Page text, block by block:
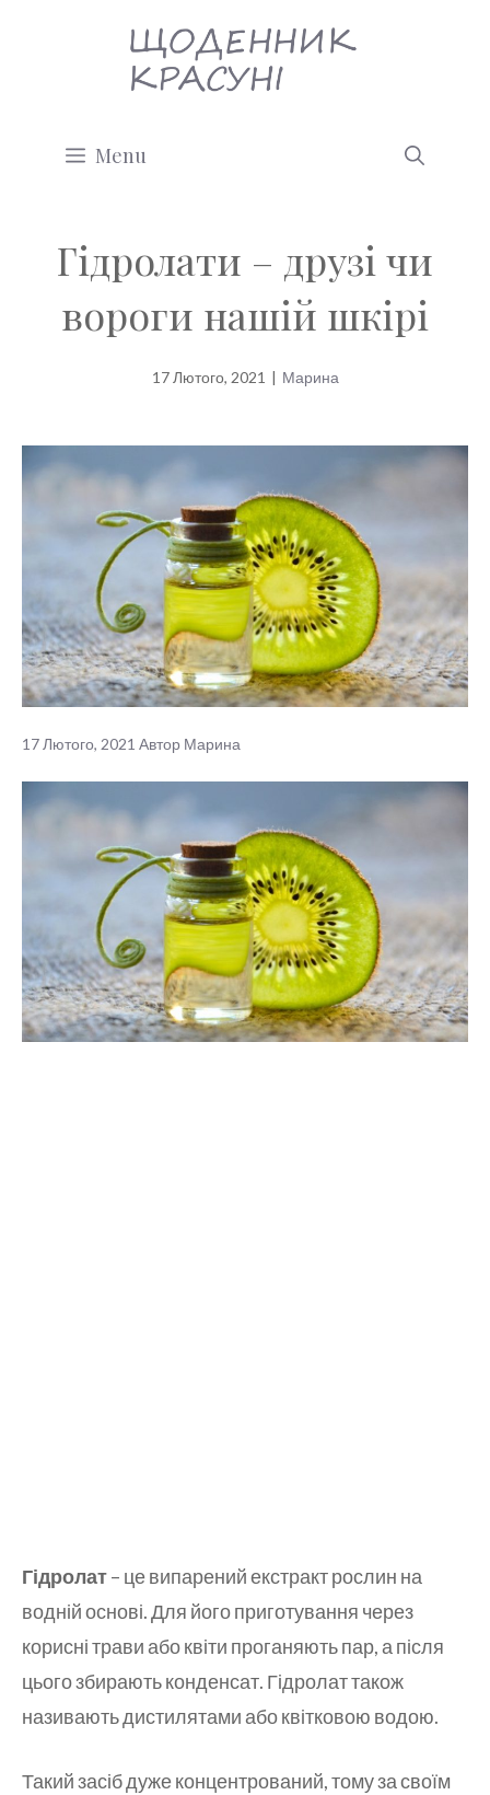
Menu
Гідролати – друзі чи
вороги нашій шкірі
17 Лютого, 2021 | Марина
17 Лютого, 2021 Автор Марина
Гідролат– це випарений екстракт рослин на
водній основі. Для його приготування через
корисні трави або квіти проганяють пар, а після
цього збирають конденсат. Гідролат також
називають дистилятами або квітковою водою.
Такий засіб дуже концентрований, тому за своїм